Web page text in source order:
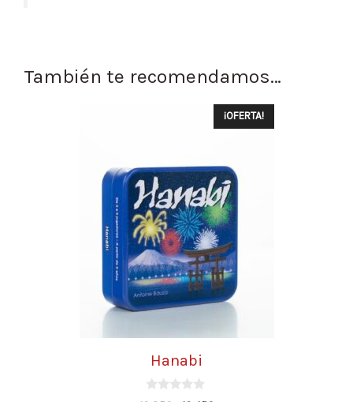
También te recomendamos…
¡OFERTA!
Hanabi